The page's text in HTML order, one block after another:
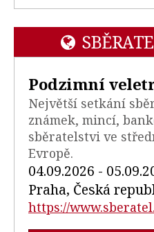
Podzimní
Největší setkání
známek, mincí,
sběratelstvi ve
Evropě.
04.09.2026 -
Praha, Česká
https://